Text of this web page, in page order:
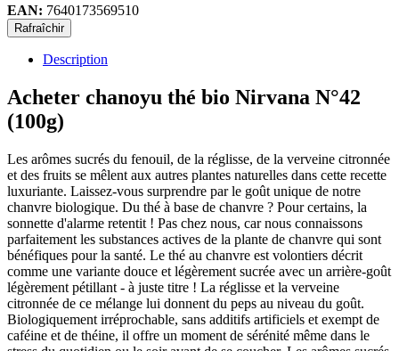
EAN: 7640173569510
Description
Acheter chanoyu thé bio Nirvana N°42
(100g)
Les arômes sucrés du fenouil, de la réglisse, de la verveine citronnée
et des fruits se mêlent aux autres plantes naturelles dans cette recette
luxuriante. Laissez-vous surprendre par le goût unique de notre
chanvre biologique. Du thé à base de chanvre ? Pour certains, la
sonnette d'alarme retentit ! Pas chez nous, car nous connaissons
parfaitement les substances actives de la plante de chanvre qui sont
bénéfiques pour la santé. Le thé au chanvre est volontiers décrit
comme une variante douce et légèrement sucrée avec un arrière-goût
légèrement pétillant - à juste titre ! La réglisse et la verveine
citronnée de ce mélange lui donnent du peps au niveau du goût.
Biologiquement irréprochable, sans additifs artificiels et exempt de
caféine et de théine, il offre un moment de sérénité même dans le